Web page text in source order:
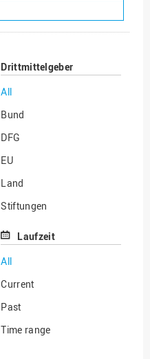
Drittmittelgeber
All
Bund
DFG
EU
Land
Stiftungen
Sonstige
Laufzeit
All
Current
Past
Time range